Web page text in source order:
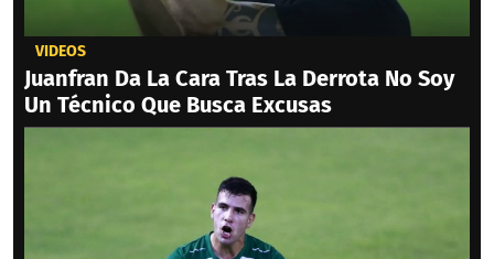
VIDEOS
Juanfran Da La Cara Tras La Derrota No Soy
Un Técnico Que Busca Excusas